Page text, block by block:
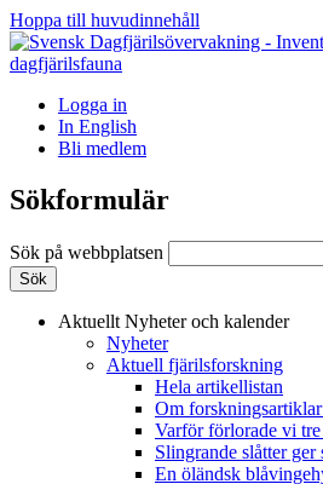
Hoppa till huvudinnehåll
Logga in
In English
Bli medlem
Sökformulär
Sök på webbplatsen
Aktuellt Nyheter och kalender
Nyheter
Aktuell fjärilsforskning
Hela artikellistan
Om
Varför förlorade vi
Slingrande slåtter ger
En öländsk